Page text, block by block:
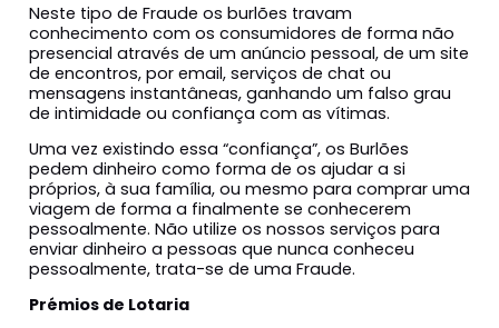
Neste tipo de Fraude os burlões travam
conhecimento com os consumidores de forma não
presencial através de um anúncio pessoal, de um site
de encontros, por email, serviços de chat ou
mensagens instantâneas, ganhando um falso grau
de intimidade ou confiança com as vítimas.
Uma vez existindo essa “confiança”, os Burlões
pedem dinheiro como forma de os ajudar a si
próprios, à sua família, ou mesmo para comprar uma
viagem de forma a finalmente se conhecerem
pessoalmente. Não utilize os nossos serviços para
enviar dinheiro a pessoas que nunca conheceu
pessoalmente, trata-se de uma Fraude.
Prémios de Lotaria